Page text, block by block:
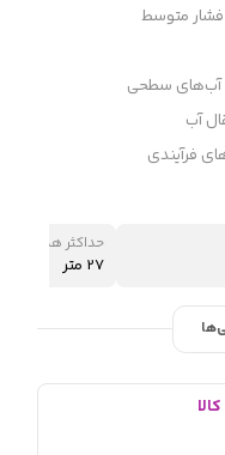
فشار متوسط
آب‌های سطحی
آب
فرآیندی
حداکثر هد
27 متر